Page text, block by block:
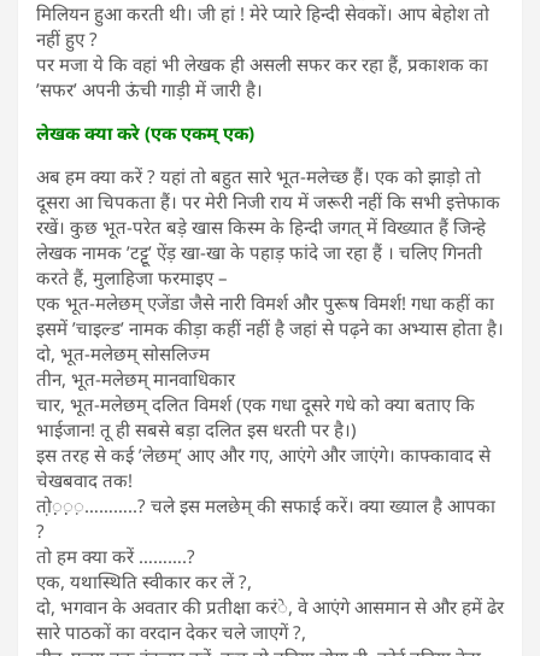
मिलियन हुआ करती थी। जी हां ! मेरे प्यारे हिन्दी सेवकों। आप बेहोश तो
नहीं हुए ?
पर मजा ये कि वहां भी लेखक ही असली सफर कर रहा हैं, प्रकाशक का
’सफर’ अपनी ऊंची गाड़ी में जारी है।
लेखक क्या करे (एक एकम् एक)
अब हम क्या करें ? यहां तो बहुत सारे भूत-मलेच्छ हैं। एक को झाड़ो तो
दूसरा आ चिपकता हैं। पर मेरी निजी राय में जरूरी नहीं कि सभी इत्तेफाक
रखें। कुछ भूत-परेत बड़े खास किस्म के हिन्दी जगत् में विख्यात हैं जिन्हे
लेखक नामक ’टट्टू’ ऐंड़ खा-खा के पहाड़ फांदे जा रहा हैं । चलिए गिनती
करते हैं, मुलाहिजा फरमाइए –
एक भूत-मलेछम् एजेंडा जैसे नारी विमर्श और पुरूष विमर्श! गधा कहीं का
इसमें ’चाइल्ड’ नामक कीड़ा कहीं नहीं है जहां से पढ़ने का अभ्यास होता है।
दो, भूत-मलेछम् सोसलिज्म
तीन, भूत-मलेछम् मानवाधिकार
चार, भूत-मलेछम् दलित विमर्श (एक गधा दूसरे गधे को क्या बताए कि
भाईजान! तू ही सबसे बड़ा दलित इस धरती पर है।)
इस तरह से कई ’लेछम्’ आए और गए, आएंगे और जाएंगे। काफ्कावाद से
चेखबवाद तक!
तो़़़़़़………..? चले इस मलछेम् की सफाई करें। क्या ख्याल है आपका
?
तो हम क्या करें ……….?
एक, यथास्थिति स्वीकार कर लें ?,
दो, भगवान के अवतार की प्रतीक्षा करंे, वे आएंगे आसमान से और हमें ढेर
सारे पाठकों का वरदान देकर चले जाएगें ?,